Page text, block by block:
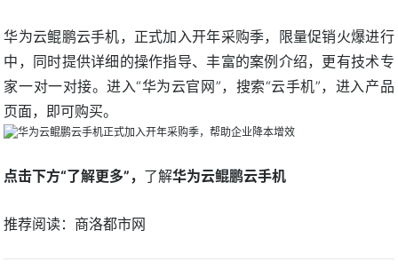
华为云鲲鹏云手机，正式加入开年采购季，限量促销火爆进行
中，同时提供详细的操作指导、丰富的案例介绍，更有技术专
家一对一对接。进入“华为云官网”，搜索“云手机”，进入产品
页面，即可购买。
点击下方“了解更多”， 了解华为云鲲鹏云手机
推荐阅读： 商洛都市网